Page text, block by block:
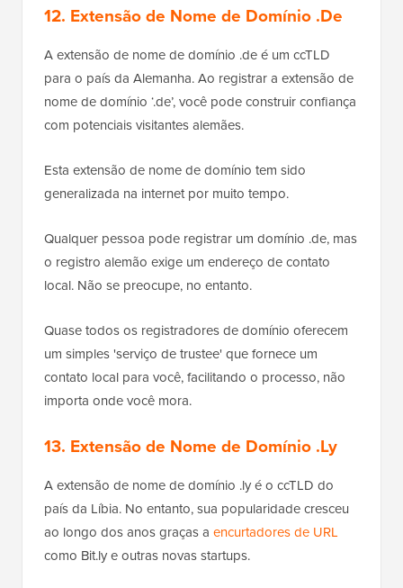
12. Extensão de Nome de Domínio .De
A extensão de nome de domínio .de é um ccTLD
para o país da Alemanha. Ao registrar a extensão de
nome de domínio ‘.de’, você pode construir confiança
com potenciais visitantes alemães.
Esta extensão de nome de domínio tem sido
generalizada na internet por muito tempo.
Qualquer pessoa pode registrar um domínio .de, mas
o registro alemão exige um endereço de contato
local. Não se preocupe, no entanto.
Quase todos os registradores de domínio oferecem
um simples 'serviço de trustee' que fornece um
contato local para você, facilitando o processo, não
importa onde você mora.
13. Extensão de Nome de Domínio .Ly
A extensão de nome de domínio .ly é o ccTLD do
país da Líbia. No entanto, sua popularidade cresceu
ao longo dos anos graças a encurtadores de URL
como Bit.ly e outras novas startups.